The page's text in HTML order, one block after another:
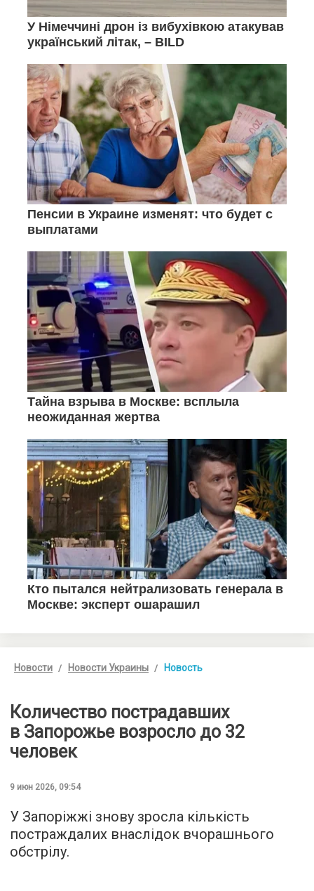
Новости Новости Украины Новость
Количество пострадавших
в Запорожье возросло до 32
человек
9 июн 2026, 09:54
У Запоріжжі знову зросла кількість
постраждалих внаслідок вчорашнього
обстрілу.